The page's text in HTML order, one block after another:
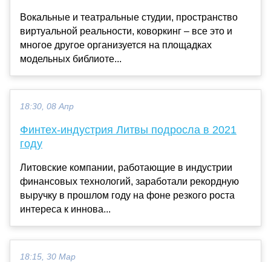
Вокальные и театральные студии, пространство
виртуальной реальности, коворкинг – все это и
многое другое организуется на площадках
модельных библиоте...
18:30, 08 Апр
Финтех-индустрия Литвы подросла в 2021
году
Литовские компании, работающие в индустрии
финансовых технологий, заработали рекордную
выручку в прошлом году на фоне резкого роста
интереса к иннова...
18:15, 30 Мар